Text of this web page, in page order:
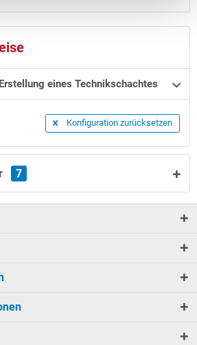
eines Technikschachtes
Konfiguration zurücksetzen
7